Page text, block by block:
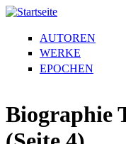
AUTOREN
WERKE
EPOCHEN
Biographie